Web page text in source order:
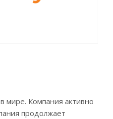
мире. Компания активно
продолжает